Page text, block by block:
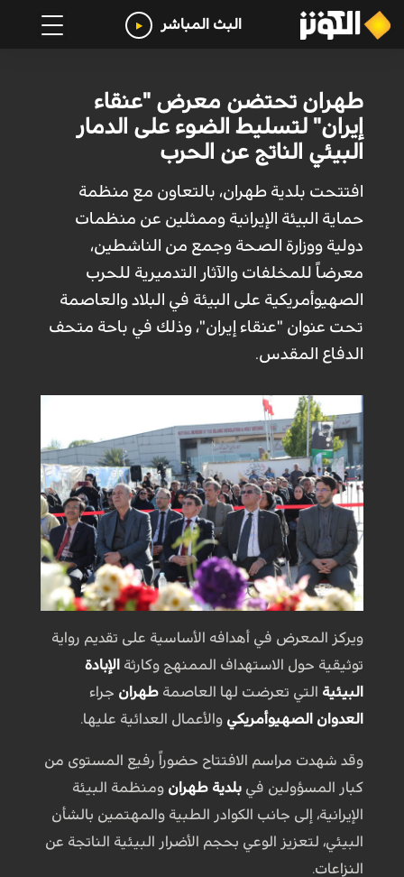
البث المباشر
طهران تحتضن معرض "عنقاء
إيران" لتسليط الضوء على الدمار
البيئي الناتج عن الحرب
افتتحت بلدية طهران، بالتعاون مع منظمة
حماية البيئة الإيرانية وممثلين عن منظمات
دولية ووزارة الصحة وجمع من الناشطين،
معرضاً للمخلفات والآثار التدميرية للحرب
الصهيوأمريكية على البيئة في البلاد والعاصمة
تحت عنوان "عنقاء إيران"، وذلك في باحة متحف
الدفاع المقدس.
ويركز المعرض في أهدافه الأساسية على تقديم رواية
توثيقية حول الاستهداف الممنهج وكارثة الإبادة
البيئية التي تعرضت لها العاصمة طهران جراء
العدوان الصهيوأمريكي والأعمال العدائية عليها.
وقد شهدت مراسم الافتتاح حضوراً رفيع المستوى من
كبار المسؤولين في بلدية طهران ومنظمة البيئة
الإيرانية، إلى جانب الكوادر الطبية والمهتمين بالشأن
البيئي، لتعزيز الوعي بحجم الأضرار البيئية الناتجة عن
النزاعات.